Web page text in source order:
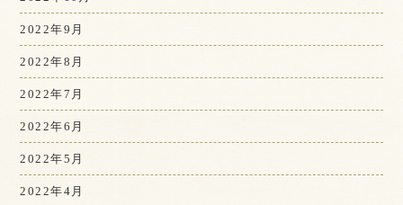
2022年9月
2022年8月
2022年7月
2022年6月
2022年5月
2022年4月